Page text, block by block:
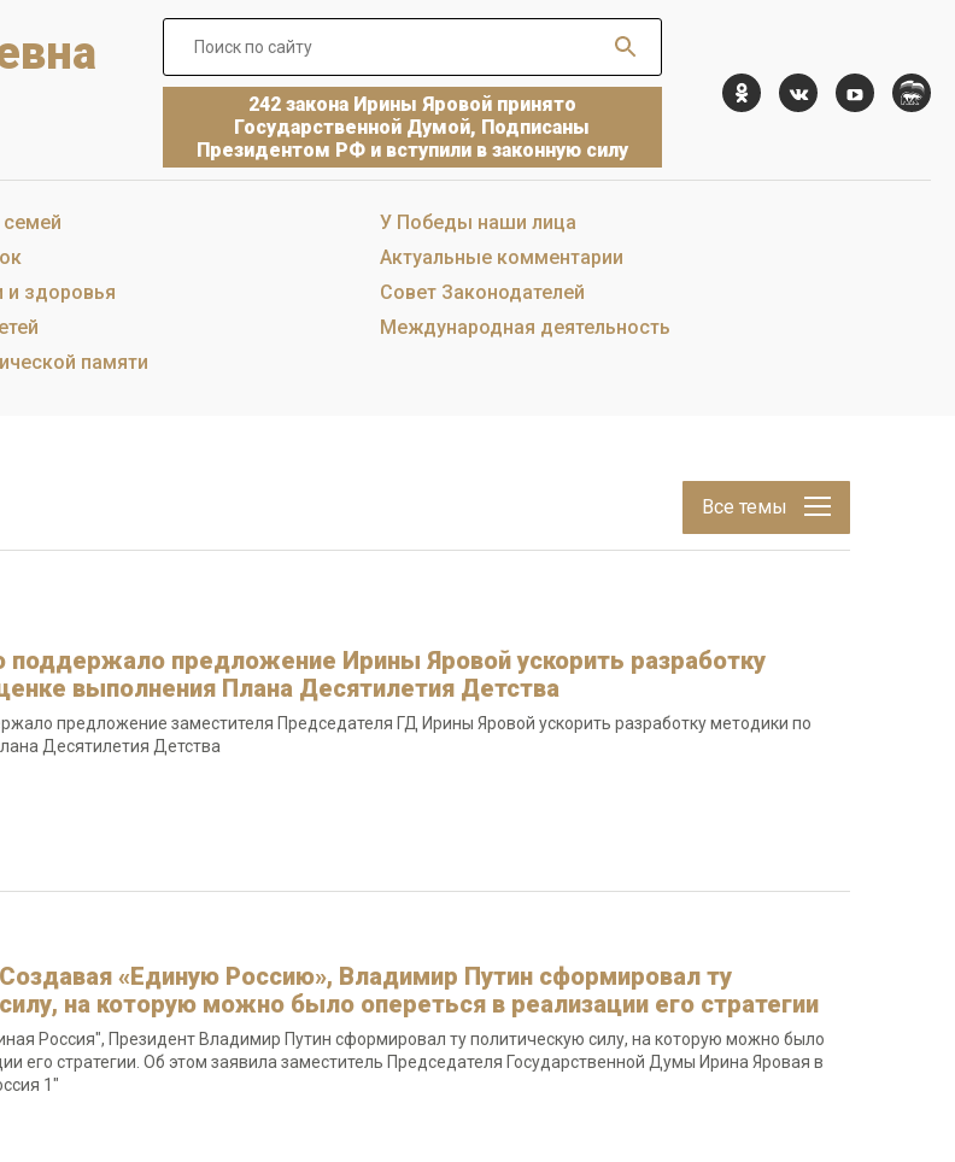
242 закона Ирины Яровой принято
Государственной Думой, Подписаны
Президентом РФ и вступили в законную силу
семей
и здоровья
памяти
У Победы наши лица
Актуальные комментарии
Совет Законодателей
Международная деятельность
Все темы
поддержало предложение Ирины Яровой ускорить разработку
выполнения Плана Десятилетия Детства
предложение заместителя Председателя ГД Ирины Яровой ускорить разработку методики по
Десятилетия Детства
«Единую Россию», Владимир Путин сформировал ту
на которую можно было опереться в реализации его стратегии
Россия", Президент Владимир Путин сформировал ту политическую силу, на которую можно было
его стратегии. Об этом заявила заместитель Председателя Государственной Думы Ирина Яровая в
1"